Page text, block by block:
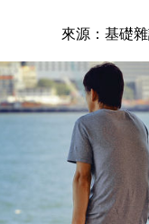
來源：基礎